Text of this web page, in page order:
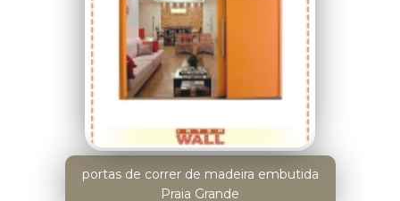
portas de correr de madeira embutida
Praia Grande